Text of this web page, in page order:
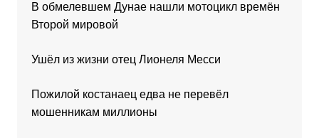
В обмелевшем Дунае нашли мотоцикл времён
Второй мировой
Ушёл из жизни отец Лионеля Месси
Пожилой костанаец едва не перевёл
мошенникам миллионы